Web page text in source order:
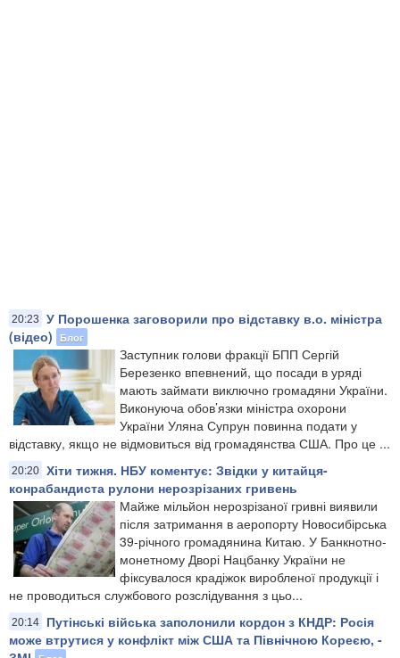
20:23
У Порошенка заговорили про відставку в.о. міністра
(відео)
Блог
Заступник голови фракції БПП Сергій
Березенко впевнений, що посади в уряді
мають займати виключно громадяни України.
Виконуюча обов’язки міністра охорони
України Уляна Супрун повинна подати у
відставку, якщо не відмовиться від громадянства США. Про це ...
20:20 Хіти тижня. НБУ коментує: Звідки у китайця-
конрабандиста рулони нерозрізаних гривень
Майже мільйон нерозрізаної гривні виявили
після затримання в аеропорту Новосибірська
39-річного громадянина Китаю. У Банкнотно-
монетному Дворі Нацбанку України не
фіксувалося крадіжок виробленої продукції і
не проводиться службового розслідування з цьо...
20:14
Путінські війська заполонили кордон з КНДР: Росія
може втрутися у конфлікт між США та Північною Кореєю, -